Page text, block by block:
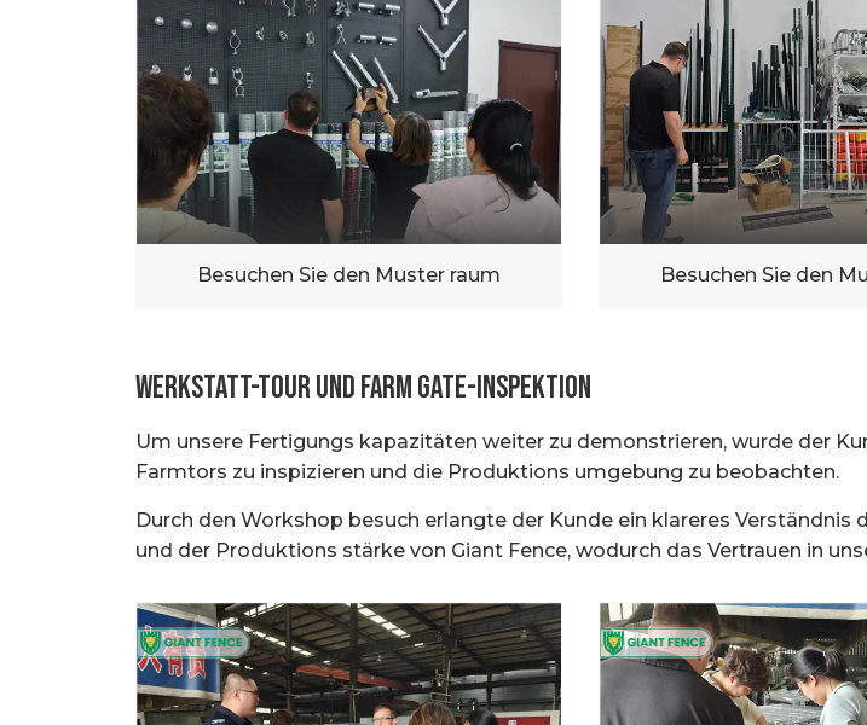
Besuchen Sie den Muster raum Besuchen Sie den
Werkstatt-Tour und Farm Gate-Inspektion
Um unsere Fertigungs kapazitäten weiter zu demonstrieren, wurde der
Farmtors zu inspizieren und die Produktions umgebung zu beobachten.
Durch den Workshop besuch erlangte der Kunde ein klareres
und der Produktions stärke von Giant Fence, wodurch das Vertrauen in